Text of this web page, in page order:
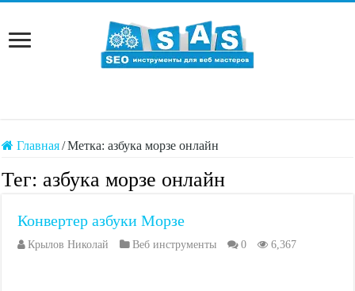
Главная/Метка:азбука морзе онлайн
Тег: азбука морзе онлайн
Конвертер азбуки Морзе
Крылов Николай Веб инструменты 0 6,367